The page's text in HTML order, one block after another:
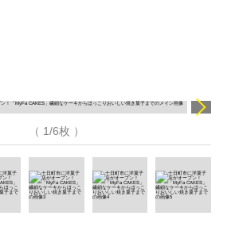
（ 1/6枚 ）